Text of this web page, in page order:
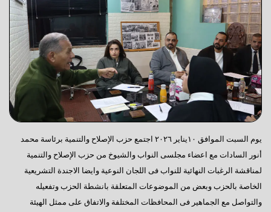
يوم السبت الموافق ١٠يناير ٢٠٢٦ اجتمع حزب الإصلاح والتنمية برئاسة محمد
أنور السادات مع اعضاء مجلسى النواب والشيوخ من حزب الإصلاح والتنمية
لمناقشة الرغبات النهائية للنواب فى اللجان النوعية وايضا الاجندة التشريعية
الخاصة بالحزب وبعض من الموضوعات المتعلقة بانشطة الحزب وتفعيله
والتواصل مع الجماهير فى المحافظات المختلفة والاتفاق على ممثل الهيئة